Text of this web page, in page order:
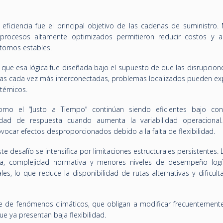
fue el principal objetivo de las cadenas de suministro.
altamente optimizados permitieron reducir costos y
estables.
esa lógica fue diseñada bajo el supuesto de que las
cada vez más interconectadas, problemas localizados pueden
el “Justo a Tiempo” continúan siendo eficientes bajo
de respuesta cuando aumenta la variabilidad
efectos desproporcionados debido a la falta de flexibilidad.
desafío se intensifica por limitaciones estructurales persistentes.
complejidad normativa y menores niveles de desempeño
lo que reduce la disponibilidad de rutas alternativas y
de fenómenos climáticos, que obligan a modificar
ya presentan baja flexibilidad.